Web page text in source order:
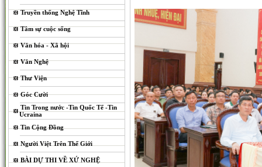
Truyền thống Nghệ Tĩnh
Tâm sự cuộc sống
Văn hóa - Xã hội
Văn Nghệ
Thư Viện
Góc Cười
Tin Trong nước -Tin Quốc Tế -Tin
Ucraina
Tin Cộng Đồng
Người Việt Trên Thế Giới
BÀI DỰ THI VỀ XỨ NGHỆ